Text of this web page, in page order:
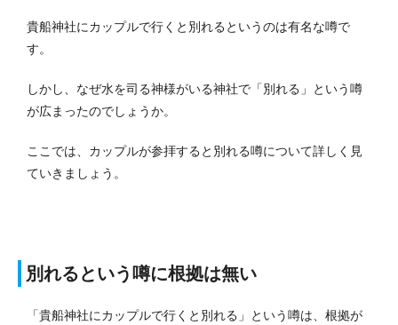
貴船神社にカップルで行くと別れるというのは有名な噂で
す。
しかし、なぜ水を司る神様がいる神社で「別れる」という噂
が広まったのでしょうか。
ここでは、カップルが参拝すると別れる噂について詳しく見
ていきましょう。
別れるという噂に根拠は無い
「貴船神社にカップルで行くと別れる」という噂は、根拠が